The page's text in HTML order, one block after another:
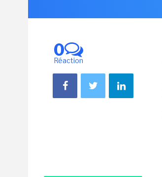
0
Réaction